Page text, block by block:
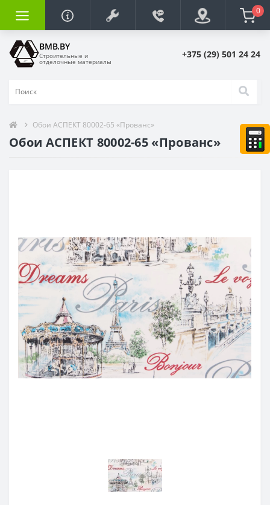
0
BMB.BY
Строительные и
отделочные материалы
+375 (29) 501 24 24
Обои АСПЕКТ 80002-65 «Прованс»
Обои АСПЕКТ 80002-65 «Прованс»